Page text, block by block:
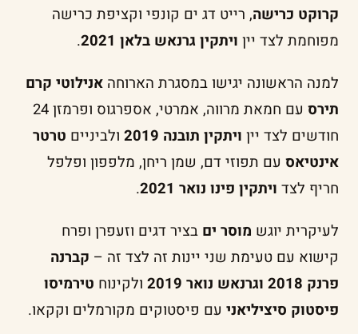
קרוקט כרישה, רייט דג ים קונפי וקציפת כרישה
מפוחמת לצד יין ויתקין גרנאש בלאן 2021
.
למנה הראשונה יגישו במסגרת הארוחה אנילוטי קרם
תירס
עם חמאת מרווה, אמרטי, אספרגוס ופרמזן 24
חודשים לצד יין ויתקין תובנה 2019 ולביניים טרטר
אינטיאס עם תפוזי דם, שמן ריחן, מלפפון ופלפל
חריף לצד ויתקין פינו נואר 2021
.
לעיקרית יוגש מוסר ים בציר דגים וזעפרן ופרח
קישוא עם טעימת שני יינות זה לצד זה – קברנה
פרנק 2018 וגרנאש נואר 2019
ולקינוח טירמיסו
פיסטוק סיציליאני עם פיסטוקים מקורמלים וקקאו.